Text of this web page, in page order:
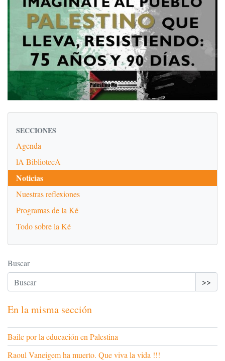
SECCIONES
Agenda
lA BibliotecA
Noticias
Nuestras reflexiones
Programas de la Ké
Todo sobre la Ké
Buscar
>>
En la misma sección
Baile por la educación en Palestina
Raoul Vaneigem ha muerto. Que viva la vida !!!